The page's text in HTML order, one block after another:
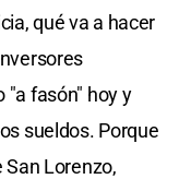
qué va a hacer
"a fasón" hoy y
sueldos. Porque
Lorenzo,